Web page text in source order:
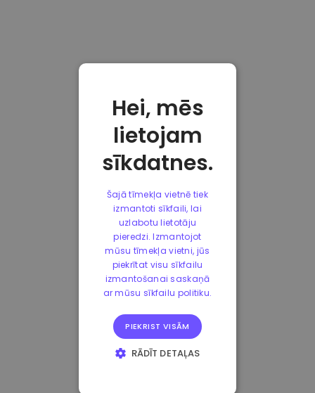
Hei, mēs
lietojam
sīkdatnes.
Šajā tīmekļa vietnē tiek
izmantoti sīkfaili, lai
uzlabotu lietotāju
pieredzi. Izmantojot
mūsu tīmekļa vietni, jūs
piekrītat visu sīkfailu
izmantošanai saskaņā
ar mūsu sīkfailu politiku.
PIEKRIST VISĀM
RĀDĪT DETAĻAS